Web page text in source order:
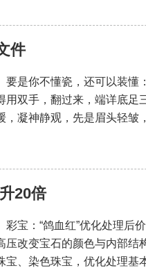
件
要是你不懂瓷，还可以装懂
用双手，翻过来，端详底足
，凝神静观，先是眉头轻
20倍
彩宝：“鸽血红”优化处理后
压改变宝石的颜色与内部结
宝、染色珠宝，优化处理基